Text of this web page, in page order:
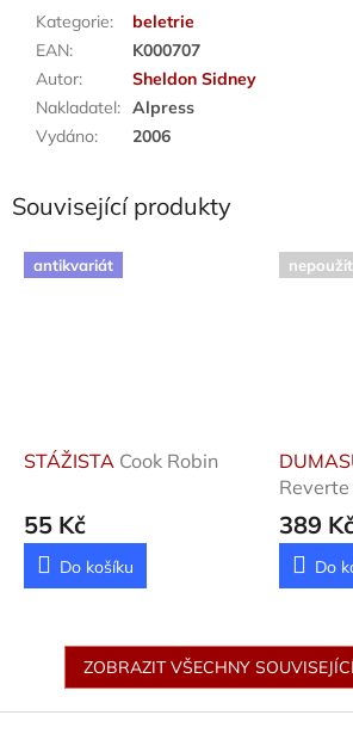
Kategorie:
beletrie
EAN:
K000707
Autor:
Sheldon Sidney
Nakladatel: Alpress
Vydáno: 2006
Související produkty
antikvariát
STÁŽISTA Cook Robin
55 Kč
Do košíku
389
Do
ZOBRAZIT VŠECHNY